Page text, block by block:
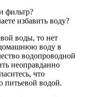
фильтр?
избавить воду?
воды, то нет
воду в
водопроводной
неоправданно
что
питьевой водой.